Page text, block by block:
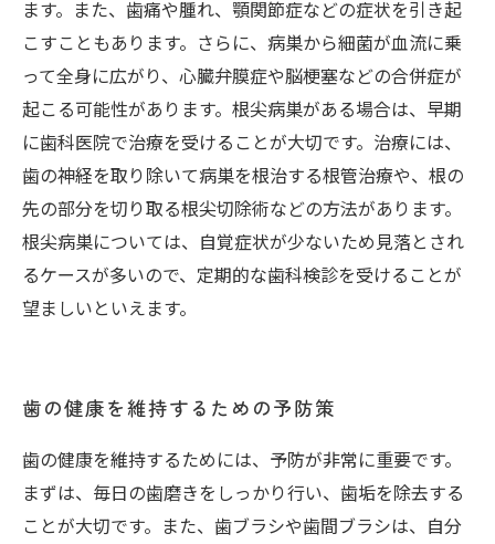
ます。また、歯痛や腫れ、顎関節症などの症状を引き起
こすこともあります。さらに、病巣から細菌が血流に乗
って全身に広がり、心臓弁膜症や脳梗塞などの合併症が
起こる可能性があります。根尖病巣がある場合は、早期
に歯科医院で治療を受けることが大切です。治療には、
歯の神経を取り除いて病巣を根治する根管治療や、根の
先の部分を切り取る根尖切除術などの方法があります。
根尖病巣については、自覚症状が少ないため見落とされ
るケースが多いので、定期的な歯科検診を受けることが
望ましいといえます。
歯の健康を維持するための予防策
歯の健康を維持するためには、予防が非常に重要です。
まずは、毎日の歯磨きをしっかり行い、歯垢を除去する
ことが大切です。また、歯ブラシや歯間ブラシは、自分